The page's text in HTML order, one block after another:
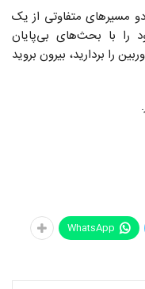
مسیرهای متفاوتی از یک
با بحث‌های بی‌پایان
را بردارید، بیرون بروید
WhatsApp